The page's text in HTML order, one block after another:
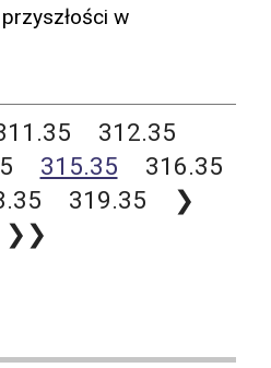
w
312.35
315.35
316.35
319.35
❯
❯❯